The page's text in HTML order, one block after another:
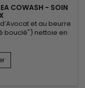
COWASH - SOIN
et au beurre
bouclé") nettoie en
tout en les
enfant a les
Shea Co-
est le nettoyant
!